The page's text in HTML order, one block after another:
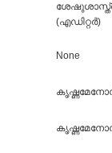
(എഡിറ്റര്‍)
None